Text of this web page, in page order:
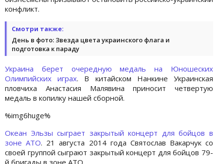
конфликт.
Смотри также:
День в фото: Звезда цвета украинского флага и
подготовка к параду
Украина берет очередную медаль на Юношеских
Олимпийских играх. В китайском Нанкине Украинская
пловчиха Анастасия Малявина приносит четвертую
медаль в копилку нашей сборной.
%img6huge%
Океан Эльзы сыграет закрытый концерт для бойцов в
зоне АТО. 21 августа 2014 года Святослав Вакарчук со
своей группой сыграют закрытый концерт для бойцов 79-